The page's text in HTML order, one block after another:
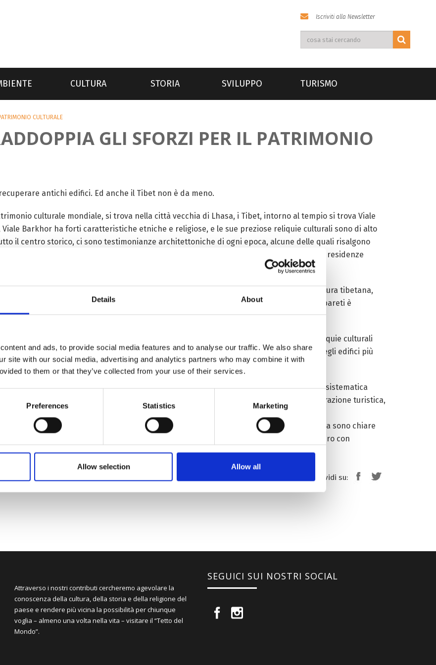
Details About
and ads, to provide social media features and to analyse our traffic. We also share
site with our social media, advertising and analytics partners who may combine it with
to them or that they’ve collected from your use of their services.
Preferences Statistics Marketing
Allow selection Allow all
Iscriviti alla Newsletter
CULTURA STORIA SVILUPPO TURISMO
CULTURALE
GLI SFORZI PER IL PATRIMONIO
antichi edifici. Ed anche il Tibet non è da meno.
culturale mondiale, si trova nella città vecchia di Lhasa, i Tibet, intorno al tempio si trova Viale
Viale Barkhor ha forti caratteristiche etniche e religiose, e le sue preziose reliquie culturali sono di alto
il centro storico, ci sono testimonianze architettoniche di ogni epoca, alcune delle quali risalgono
nobiliari, residenze private di Buddha viventi, monasteri, uffici di case mercantili e residenze
l’antica storia e la cultura del Tibet con le loro peculiarità e unicità.
principalmente la struttura civile (fango e legno) che è caratteristica dell’architettura tibetana,
terrose e rugose presentano un aspetto semplice mentre il legno all’interno delle pareti è
ha classificato 56 siti di protezione architettonica nell’unità di protezione delle reliquie culturali
grossa somma di denaro per portare a termine i lavori di riparazione protettiva di quegli edifici più
è di farne uso. Edifici storici di Lhasa sono tornati al loro antico splendore dopo una sistematica
un percorso combinato di protezione e utilizzazione, diventando una famosa attrazione turistica,
buoni benefici economici e sociali.
patrimonio storico, le idee sulla protezione e sullo sviluppo degli antichi edifici di Lhasa sono chiare
Il passato e il presente di Lhasa si sovrappongono l’un l’altro, per costruire un futuro con
duraturo nel tempo.
Condividi su:
Attraverso i nostri contributi cercheremo agevolare la
conoscenza della cultura, della storia e della religione del
paese e rendere più vicina la possibilità per chiunque
voglia – almeno una volta nella vita – visitare il “Tetto del
Mondo”.
SEGUICI SUI NOSTRI SOCIAL